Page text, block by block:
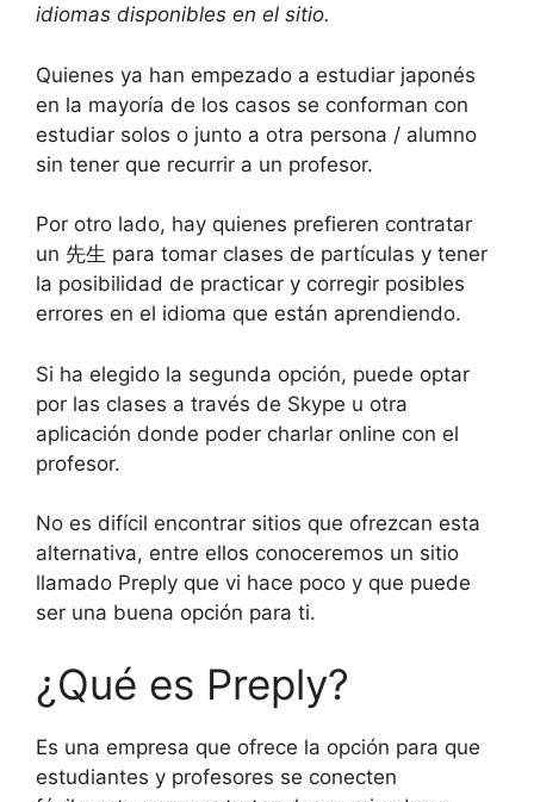
t
s
A
p
p
e
g
r
a
m
t
e
r
e
s
t
e
b
o
o
k
L
i
n
k
a
i
r
idiomas disponibles en el sitio.
Quienes ya han empezado a estudiar japonés
en la mayoría de los casos se conforman con
estudiar solos o junto a otra persona / alumno
sin tener que recurrir a un profesor.
Por otro lado, hay quienes prefieren contratar
un 先生 para tomar clases de partículas y tener
la posibilidad de practicar y corregir posibles
errores en el idioma que están aprendiendo.
Si ha elegido la segunda opción, puede optar
por las clases a través de Skype u otra
aplicación donde poder charlar online con el
profesor.
No es difícil encontrar sitios que ofrezcan esta
alternativa, entre ellos conoceremos un sitio
llamado Preply que vi hace poco y que puede
ser una buena opción para ti.
¿Qué es Preply?
Es una empresa que ofrece la opción para que
estudiantes y profesores se conecten